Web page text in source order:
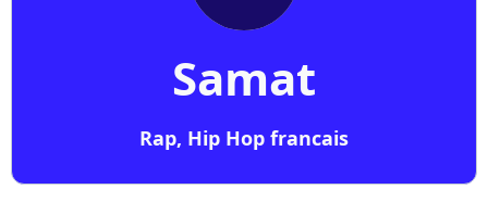
Samat
Rap, Hip Hop francais